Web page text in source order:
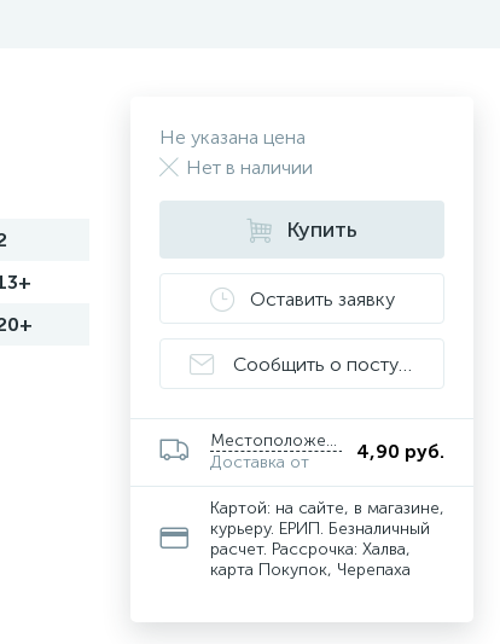
Не указана цена
Нет в наличии
Купить
Оставить заявку
Сообщить о поступлении
Местоположение
Доставка от
4,90 руб.
Картой: на сайте, в магазине,
курьеру. ЕРИП. Безналичный
расчет. Рассрочка: Халва,
карта Покупок, Черепаха